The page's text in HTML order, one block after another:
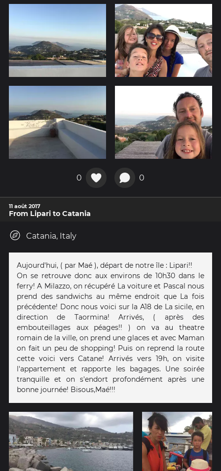
0 0
11 août 2017
From Lipari to Catania
Catania, Italy
Aujourd'hui, ( par Maé ), départ de notre île : Lipari!!
On se retrouve donc aux environs de 10h30 dans le
ferry! A Milazzo, on récupéré La voiture et Pascal nous
prend des sandwichs au même endroit que La fois
précédente! Donc nous voici sur la A18 de La sicile, en
direction de Taormina! Arrivés, ( après des
embouteillages aux péages!! ) on va au theatre
romain de la ville, on prend une glaces et avec Maman
on fait un peu de shopping! Puis on reprend la route
cette voici vers Catane! Arrivés vers 19h, on visite
l'appartement et rapporte les bagages. Une soirée
tranquille et on s'endort profondément après une
bonne journée! Bisous,Maé!!!